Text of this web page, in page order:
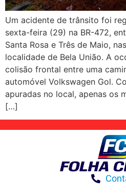
Um acidente de trânsito foi
sexta-feira (29) na BR-472,
Santa Rosa e Três de Maio,
localidade de Bela União. A
colisão frontal entre uma
automóvel Volkswagen Gol.
apuradas no local, apenas os
[…]